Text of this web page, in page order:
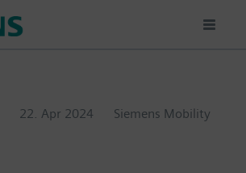
22. Apr 2024
Siemens Mobility